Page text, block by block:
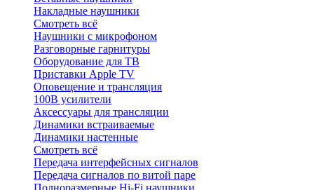
Накладные наушники
Смотреть всё
Наушники с микрофоном
Разговорные гарнитуры
Оборудование для ТВ
Приставки Apple TV
Оповещение и трансляция
100В усилители
Аксессуары для трансляции
Динамики встраиваемые
Динамики настенные
Смотреть всё
Передача интерфейсных сигналов
Передача сигналов по витой паре
Полноразмерные Hi-Fi наушники